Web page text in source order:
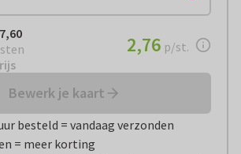
€ 2,76per stuk
2,76 p/st.
Bewerk je kaart
besteld = vandaag verzonden
= meer korting